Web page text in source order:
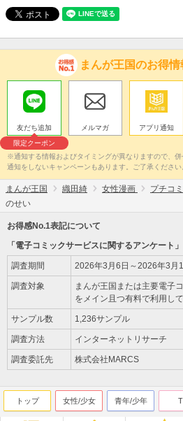
まんが王国のお得
友だち追加
限定クーポン
メルマガ アプリ通知
※通知する情報およびタイミングが異なりますので、
通知をしないキャンペーンもあります。ご了承ください
まんが王国 織田綺 女性漫画 プチコ
のせい
お得感No.1表記について
「電子コミックサービスに関するアンケート」
調査期間 2026年3月6日～2026年3月
調査対象
まんが王国または主要電子
をメイン且つ有料で利用し
サンプル数 1,236サンプル
調査方法 インターネットリサーチ
調査委託先 株式会社MARCS
トップ 女性/少女 青年/少年